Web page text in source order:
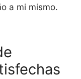
a mi mismo.